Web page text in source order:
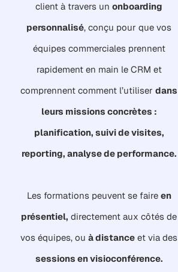
client à travers un onboarding
personnalisé, conçu pour que vos
équipes commerciales prennent
rapidement en main le CRM et
comprennent comment l’utiliser dans
leurs missions concrètes :
planification, suivi de visites,
reporting, analyse de performance.
Les formations peuvent se faire en
présentiel, directement aux côtés de
vos équipes, ou à distance et via des
sessions en visioconférence.